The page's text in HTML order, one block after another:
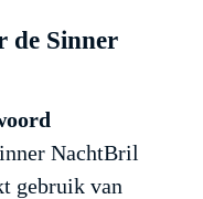
de Sinner
NachtBril
gebruik van